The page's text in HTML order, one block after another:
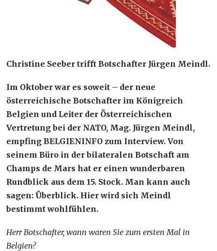
Christine Seeber trifft Botschafter Jürgen Meindl.
Im Oktober war es soweit – der neue
österreichische Botschafter im Königreich
Belgien und Leiter der Österreichischen
Vertretung bei der NATO, Mag. Jürgen Meindl,
empfing BELGIENINFO zum Interview. Von
seinem Büro in der bilateralen Botschaft am
Champs de Mars hat er einen wunderbaren
Rundblick aus dem 15. Stock. Man kann auch
sagen: Überblick. Hier wird sich Meindl
bestimmt wohlfühlen.
Herr Botschafter, wann waren Sie zum ersten Mal in
Belgien?